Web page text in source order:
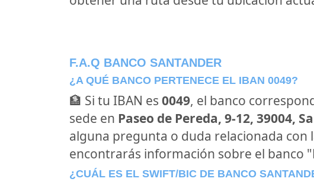
F.A.Q BANCO SANTANDER
¿A QUÉ BANCO PERTENECE EL IBAN 0049?
🏦 Si tu IBAN es 0049, el banco
sede en Paseo de Pereda, 9-12, 39004,
alguna pregunta o duda relacionada con
encontrarás información sobre el banco
¿CUÁL ES EL SWIFT/BIC DE BANCO